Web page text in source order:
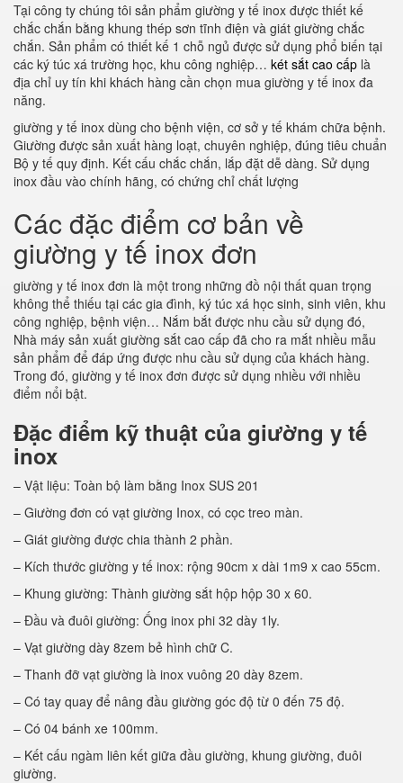
Tại công ty chúng tôi sản phẩm giường y tế inox được thiết kế
chắc chắn bằng khung thép sơn tĩnh điện và giát giường chắc
chắn. Sản phẩm có thiết kế 1 chỗ ngủ được sử dụng phổ biến tại
các ký túc xá trường học, khu công nghiệp… két sắt cao cấp là
địa chỉ uy tín khi khách hàng cần chọn mua giường y tế inox đa
năng.
giường y tế inox dùng cho bệnh viện, cơ sở y tế khám chữa bệnh.
Giường được sản xuất hàng loạt, chuyên nghiệp, đúng tiêu chuẩn
Bộ y tế quy định. Kết cấu chắc chắn, lắp đặt dễ dàng. Sử dụng
inox đầu vào chính hãng, có chứng chỉ chất lượng
Các đặc điểm cơ bản về
giường y tế inox đơn
giường y tế inox đơn là một trong những đồ nội thất quan trọng
không thể thiếu tại các gia đình, ký túc xá học sinh, sinh viên, khu
công nghiệp, bệnh viện… Nắm bắt được nhu cầu sử dụng đó,
Nhà máy sản xuất giường sắt cao cấp đã cho ra mắt nhiều mẫu
sản phẩm để đáp ứng được nhu cầu sử dụng của khách hàng.
Trong đó, giường y tế inox đơn được sử dụng nhiều với nhiều
điểm nổi bật.
Đặc điểm kỹ thuật của giường y tế
inox
– Vật liệu: Toàn bộ làm bằng Inox SUS 201
– Giường đơn có vạt giường Inox, có cọc treo màn.
– Giát giường được chia thành 2 phần.
– Kích thước giường y tế inox: rộng 90cm x dài 1m9 x cao 55cm.
– Khung giường: Thành giường sắt hộp hộp 30 x 60.
– Đầu và đuôi giường: Ống inox phi 32 dày 1ly.
– Vạt giường dày 8zem bẻ hình chữ C.
– Thanh đỡ vạt giường là inox vuông 20 dày 8zem.
– Có tay quay để nâng đầu giường góc độ từ 0 đến 75 độ.
– Có 04 bánh xe 100mm.
– Kết cấu ngàm liên kết giữa đầu giường, khung giường, đuôi
giường.